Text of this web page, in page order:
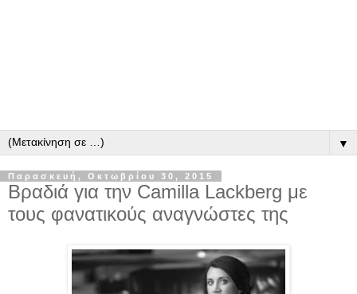
▼
Παρασκευή, Οκτωβρίου 30, 2015
Βραδιά για την Camilla Lackberg με
τους φανατικούς αναγνώστες της